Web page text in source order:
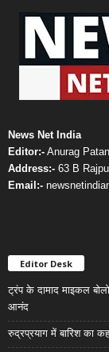
News Net India
Editor:- Anurag
Address:- 63 B
Email:-
Editor Desk
ट्रंप के दामाद माइकल
आनंद
रुद्रप्रयाग में बारिश का